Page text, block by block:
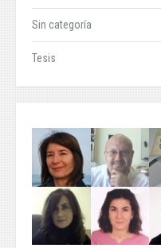
Sin categoría
Tesis